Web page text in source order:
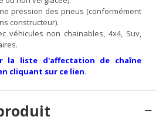
pression des pneus (conformément
constructeur).
véhicules non chainables, 4x4, Suv,
la liste d'affectation de chaîne
cliquant sur ce lien.